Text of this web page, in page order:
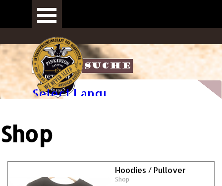
Suche
Select Language
Shop
Hoodies / Pullover
Shop